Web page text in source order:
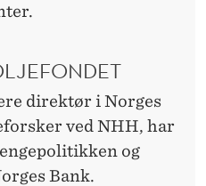
direktør i Norges
ved NHH, har
og
Bank.